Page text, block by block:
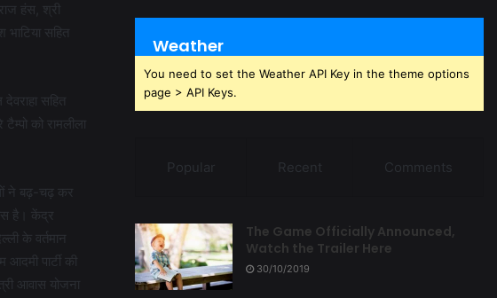
हंस, श्री
भाटिया सहित
सहित
को रामलीला
ने बढ़-चढ़ कर
है। केंद्र
के वर्तमान
पार्टी की
आवास योजना
Weather
You need to set the Weather API Key in the theme options
page > API Keys.
Popular Recent Comments
The Game Officially Announced,
Watch the Trailer Here
30/10/2019